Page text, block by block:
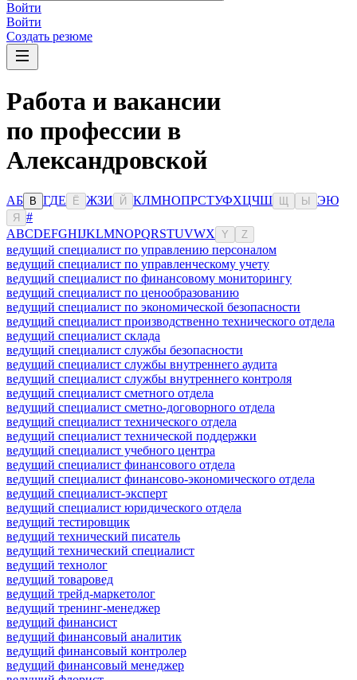
Войти
Войти
Создать резюме
Работа и вакансии
по профессии в
Александровской
АБ В ГДЕ Ё ЖЗИ Й КЛМНОПРСТУФХЦЧШ Ы ЭЮ
Я
#
ABCDEFGHIJKLMNOPQRSTUVWX Y Z
ведущий специалист по управлению персоналом
ведущий специалист по управленческому учету
ведущий специалист по финансовому мониторингу
ведущий специалист по ценообразованию
ведущий специалист по экономической безопасности
ведущий специалист производственно технического отдела
ведущий специалист склада
ведущий специалист службы безопасности
ведущий специалист службы внутреннего аудита
ведущий специалист службы внутреннего контроля
ведущий специалист сметного отдела
ведущий специалист сметно-договорного отдела
ведущий специалист технического отдела
ведущий специалист технической поддержки
ведущий специалист учебного центра
ведущий специалист финансового отдела
ведущий специалист финансово-экономического отдела
ведущий специалист-эксперт
ведущий специалист юридического отдела
ведущий тестировщик
ведущий технический писатель
ведущий технический специалист
ведущий технолог
ведущий товаровед
ведущий трейд-маркетолог
ведущий тренинг-менеджер
ведущий финансист
ведущий финансовый аналитик
ведущий финансовый контролер
ведущий финансовый менеджер